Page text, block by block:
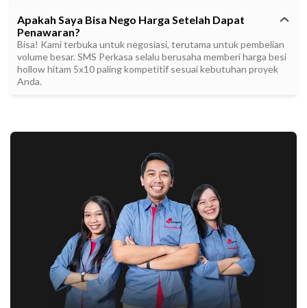
Apakah Saya Bisa Nego Harga Setelah Dapat
Penawaran?
Bisa! Kami terbuka untuk negosiasi, terutama untuk pembelian
volume besar. SMS Perkasa selalu berusaha memberi harga besi
hollow hitam 5x10 paling kompetitif sesuai kebutuhan proyek
Anda.